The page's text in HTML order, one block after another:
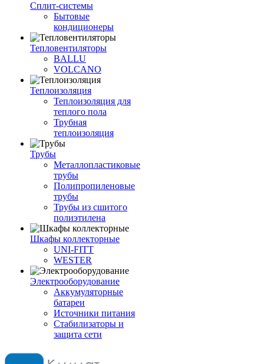
Сплит-системы
Бытовые
кондиционеры
Тепловентиляторы
BALLU
VOLCANO
Теплоизоляция
Теплоизоляция для
теплого пола
Трубная
теплоизоляция
Трубы
Металлопластиковые
трубы
Полипропиленовые
трубы
Трубы из сшитого
полиэтилена
Шкафы коллекторные
UNI-FITT
WESTER
Электрооборудование
Аккумуляторные
батареи
Источники питания
Стабилизаторы и
защита сети